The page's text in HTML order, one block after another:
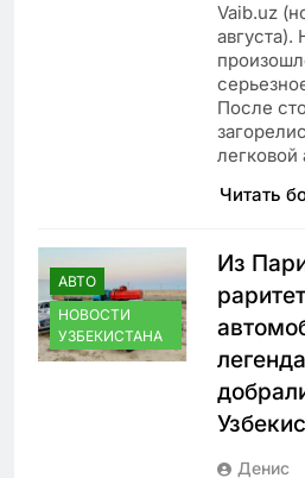
Vaib.uz
После
Читать
АВТО
НОВОСТИ
УЗБЕКИСТАНА
Из
Денис